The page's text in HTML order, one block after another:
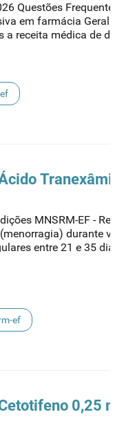
Questões Frequentes
em farmácia Geral 1
receita médica de
MNSRM-EF -
durante
entre 21 e 35 dias
ef
0,25